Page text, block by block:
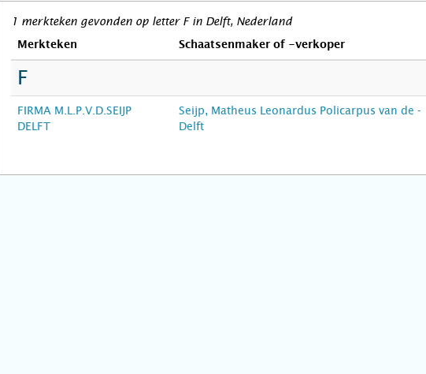
1 merkteken gevonden op letter F in Delft, Nederland
Merkteken Schaatsenmaker of -verkoper
F
FIRMA M.L.P.V.D.SEIJP
DELFT
Seijp, Matheus Leonardus Policarpus van de -
Delft